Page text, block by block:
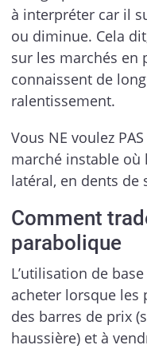
à interpréter car il
ou diminue. Cela
sur les marchés en
connaissent de
ralentissement.
Vous NE voulez
marché instable où
latéral, en dents de
Comment
parabolique
L’utilisation de
acheter lorsque les
des barres de prix
haussière) et à